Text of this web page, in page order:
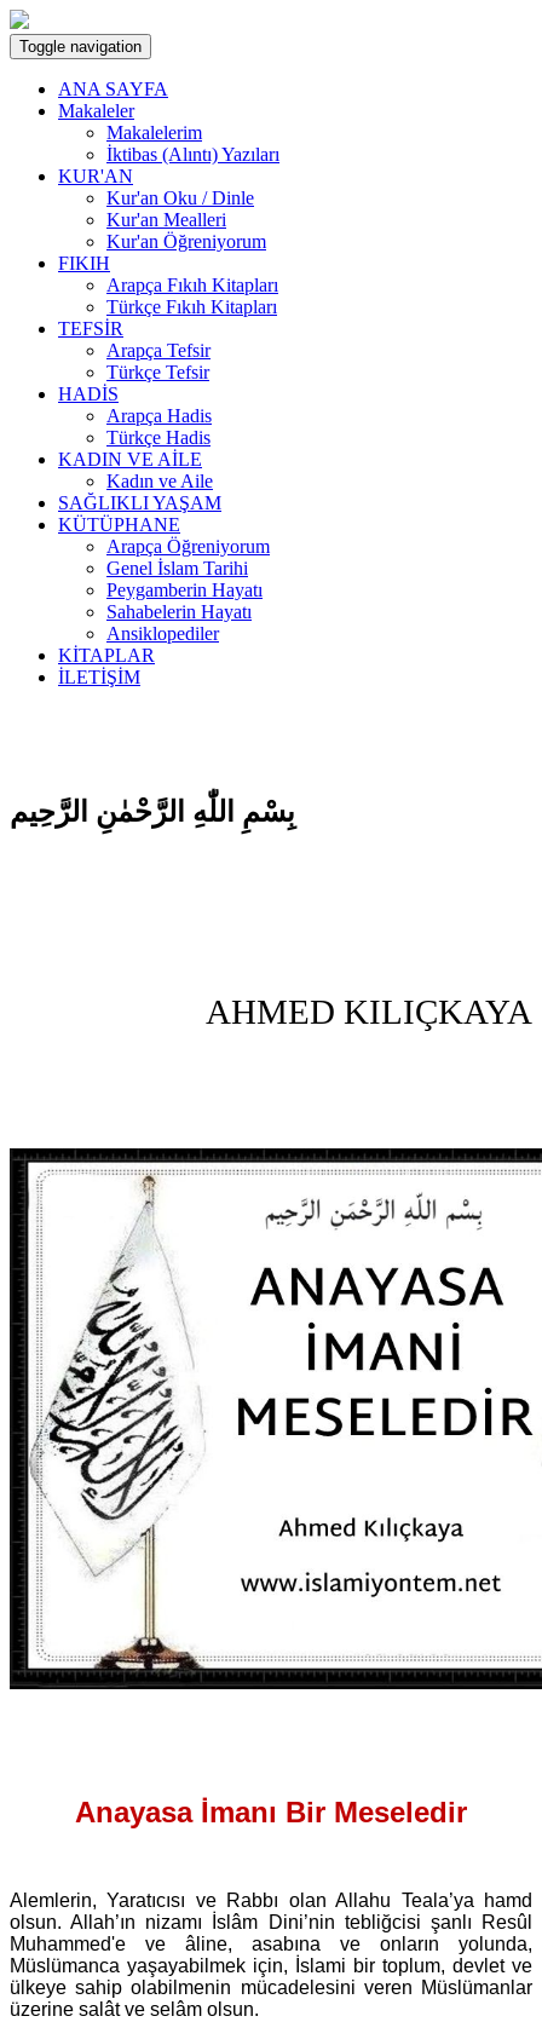
Toggle navigation
ANA SAYFA
Makaleler
Makalelerim
İktibas (Alıntı) Yazıları
KUR'AN
Kur'an Oku / Dinle
Kur'an Mealleri
Kur'an Öğreniyorum
FIKIH
Arapça Fıkıh Kitapları
Türkçe Fıkıh Kitapları
TEFSİR
Arapça Tefsir
Türkçe Tefsir
HADİS
Arapça Hadis
Türkçe Hadis
KADIN VE AİLE
Kadın ve Aile
SAĞLIKLI YAŞAM
KÜTÜPHANE
Arapça Öğreniyorum
Genel İslam Tarihi
Peygamberin Hayatı
Sahabelerin Hayatı
Ansiklopediler
KİTAPLAR
İLETİŞİM
بِسْمِ اللّٰهِ الرَّحْمٰنِ الرَّحِيم
AHMED KILIÇKAYA
Anayasa İmanı Bir Meseledir
Alemlerin, Yaratıcısı ve Rabbı olan Allahu Teala’ya hamd
olsun. Allah’ın nizamı İslâm Dini’nin tebliğcisi şanlı Resûl
Muhammed'e ve âline, asabına ve onların yolunda,
Müslümanca yaşayabilmek için, İslami bir toplum, devlet ve
ülkeye sahip olabilmenin mücadelesini veren Müslümanlar
üzerine salât ve selâm olsun.